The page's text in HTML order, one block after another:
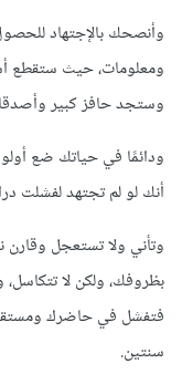
وأنصحك بالإجتهاد
ومعلومات، حيث ستقطع
وستجد حافز كبير
ودائمًا في حياتك ضع
أنك لو لم تجتهد لفشلت
وتأني ولا تستعجل
بظروفك، ولكن لا تتكاسل،
فتفشل في حاضرك
سنتين.